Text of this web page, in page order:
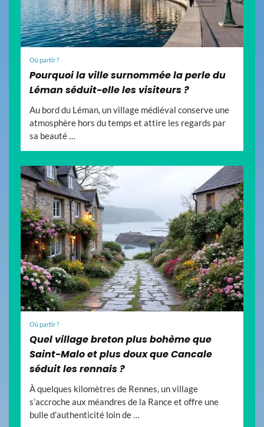
Où partir ?
Pourquoi la ville surnommée la perle du
Léman séduit-elle les visiteurs ?
Au bord du Léman, un village médiéval conserve une
atmosphère hors du temps et attire les regards par
sa beauté …
Où partir ?
Quel village breton plus bohème que
Saint-Malo et plus doux que Cancale
séduit les rennais ?
À quelques kilomètres de Rennes, un village
s’accroche aux méandres de la Rance et offre une
bulle d’authenticité loin de …